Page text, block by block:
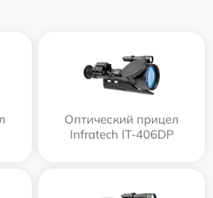
Оптический прицел
Infratech IT-406DP